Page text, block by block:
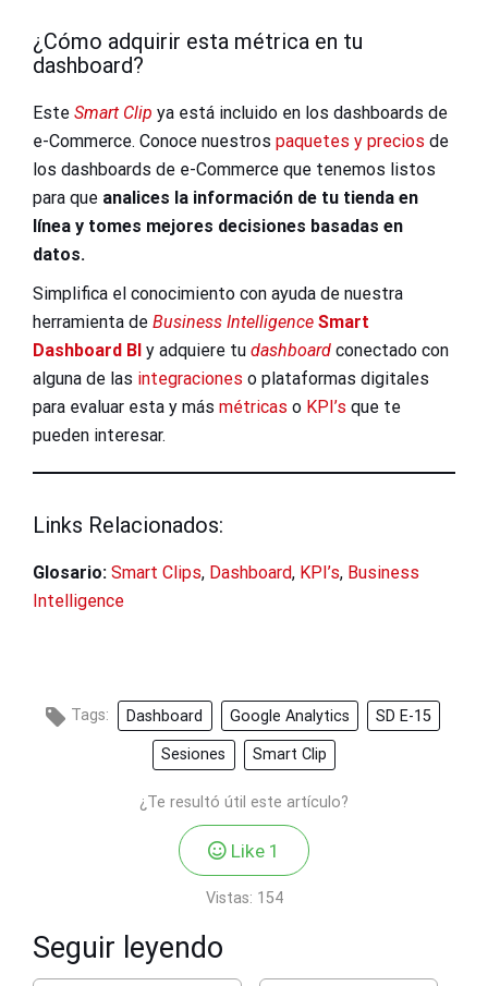
¿Cómo adquirir esta métrica en tu
dashboard?
Este Smart Clip ya está incluido en los dashboards de
e-Commerce. Conoce nuestros paquetes y precios de
los dashboards de e-Commerce que tenemos listos
para que analices la información de tu tienda en
línea y tomes mejores decisiones basadas en
datos.
Simplifica el conocimiento con ayuda de nuestra
herramienta de Business Intelligence Smart
Dashboard BI y adquiere tu dashboard conectado con
alguna de las integraciones o plataformas digitales
para evaluar esta y más métricas o KPI’s que te
pueden interesar.
Links Relacionados:
Glosario: Smart Clips, Dashboard, KPI’s, Business
Intelligence
Tags: Dashboard Google Analytics SD E-15
Sesiones Smart Clip
¿Te resultó útil este artículo?
Like 1
Vistas: 154
Seguir leyendo